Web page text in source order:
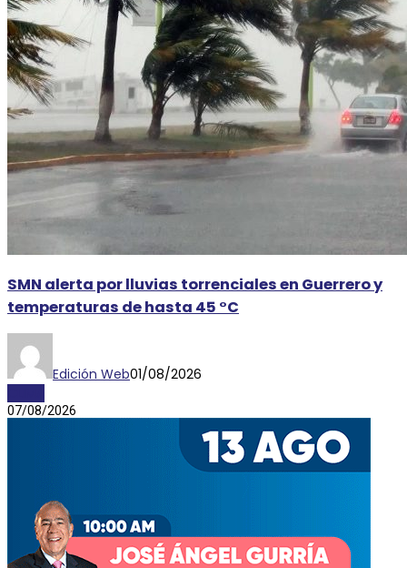
SMN alerta por lluvias torrenciales en Guerrero y
temperaturas de hasta 45 °C
Edición Web01/08/2026
07/08/2026